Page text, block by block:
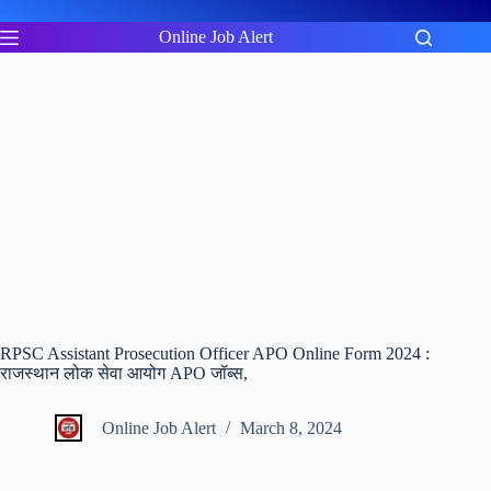
to
content
Online Job Alert
RPSC Assistant Prosecution Officer APO Online Form 2024 :
राजस्थान लोक सेवा आयोग APO जॉब्स,
Online Job Alert March 8, 2024